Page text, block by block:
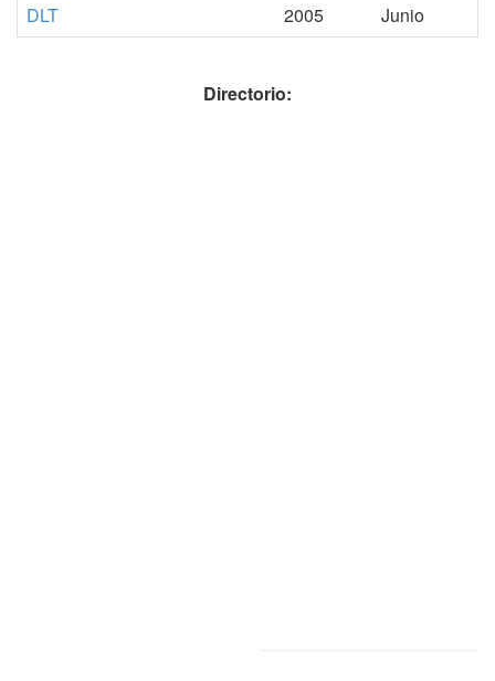
DLT
2005 Junio
Directorio: